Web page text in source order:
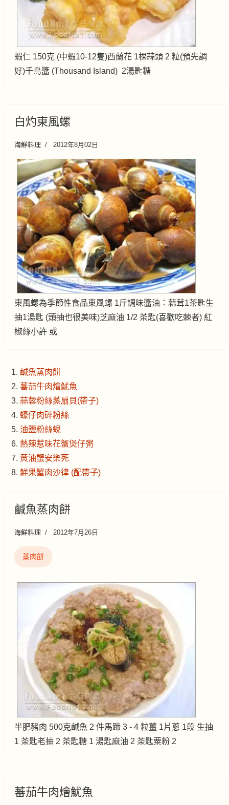
蝦仁 150克 (中蝦10-12隻)西蘭花 1棵蒜頭 2 粒(預先調
好)千島醬 (Thousand Island) 2湯匙糖
白灼東風螺
海鮮料理 2012年8月02日
東風螺為季節性食品東風螺 1斤調味醬油：蒜茸1茶匙生
抽1湯匙 (頭抽也很美味)芝麻油 1/2 茶匙(喜歡吃棘者) 紅
椒絲小許 或
鹹魚蒸肉餅
蕃茄牛肉燴魷魚
蒜蓉粉絲蒸扇貝(帶子)
蠔仔肉碎粉絲
油鹽粉絲蜆
熱辣惹味花蟹煲仔粥
黃油蟹安樂死
鮮果蟹肉沙律 (配帶子)
鹹魚蒸肉餅
海鮮料理 2012年7月26日
蒸肉餅
半肥豬肉 500克鹹魚 2 件馬蹄 3 - 4 粒薑 1片蔥 1段 生抽
1 茶匙老抽 2 茶匙糖 1 湯匙麻油 2 茶匙粟粉 2
蕃茄牛肉燴魷魚